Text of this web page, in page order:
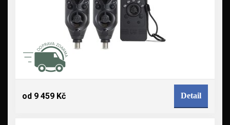
od 9 459 Kč Detail